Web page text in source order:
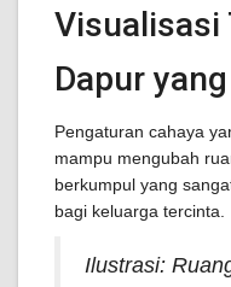
Visualisasi
Dapur
Pengaturan cahaya
mampu mengubah
berkumpul yang
bagi keluarga tercinta.
Ilustrasi: